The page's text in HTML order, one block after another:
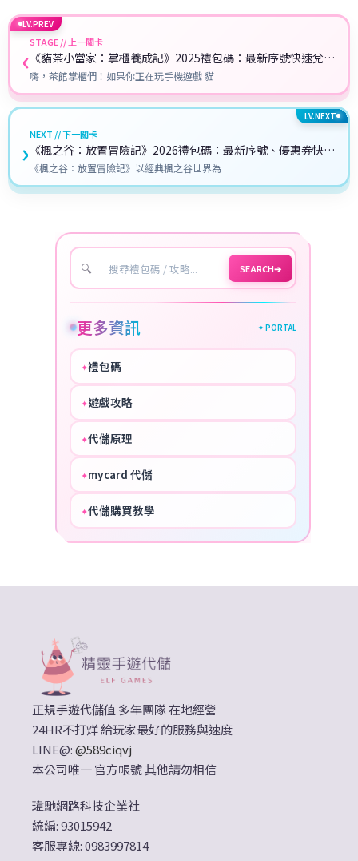
LV.PREV
‹STAGE // 上一關卡
《貓茶小當家：掌櫃養成記》2025禮包碼：最新序號快速兌換
教學攻略
嗨，茶館掌櫃們！如果你正在玩手機遊戲 貓
LV.NEXT
NEXT // 下一關卡
《楓之谷：放置冒險記》2026禮包碼：最新序號、優惠券快速
兌換教學攻略
《楓之谷：放置冒險記》以經典楓之谷世界為
›
🔍 SEARCH➔
更多資訊 ✦ PORTAL
✦禮包碼
✦遊戲攻略
✦代儲原理
✦mycard 代儲
✦代儲購買教學
正規手遊代儲值 多年團隊 在地經營
24HR不打烊 給玩家最好的服務與速度
LINE@:@589ciqvj
本公司唯一 官方帳號 其他請勿相信
瑋馳網路科技企業社
統編: 93015942
客服專線: 0983997814